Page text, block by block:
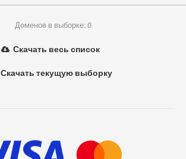
Доменов в выборке: 0
Скачать весь список
Скачать текущую выборку